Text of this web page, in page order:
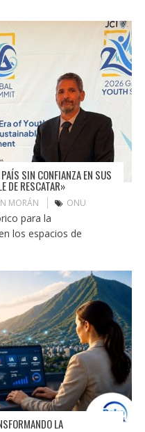
SIN CONFIANZA EN SUS
DE RESCATAR»
MORÁN ONU
para la
los espacios de
LA